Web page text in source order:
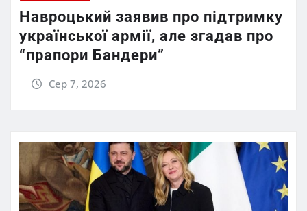
Навроцький заявив про підтримку
української армії, але згадав про
“прапори Бандери”
Сер 7, 2026